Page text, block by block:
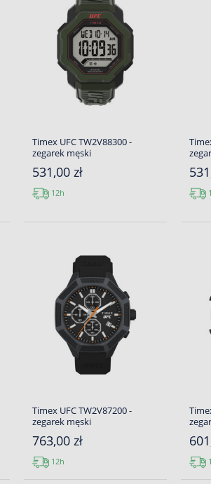
Timex UFC TW2V88300 -
zegarek męski
531,00 zł
12h
Timex UFC TW2V87200 -
zegarek męski
763,00 zł
12h